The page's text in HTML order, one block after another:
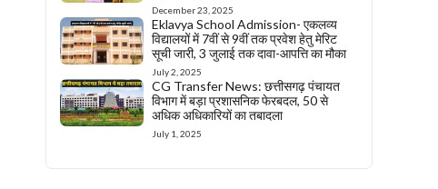
December 23, 2025
Eklavya School Admission- एकलव्य
विद्यालयों में 7वीं से 9वीं तक प्रवेश हेतु मेरिट
सूची जारी, 3 जुलाई तक दावा-आपत्ति का मौका
July 2, 2025
CG Transfer News: छत्तीसगढ़ पंचायत
विभाग में बड़ा प्रशासनिक फेरबदल, 50 से
अधिक अधिकारियों का तबादला
July 1, 2025